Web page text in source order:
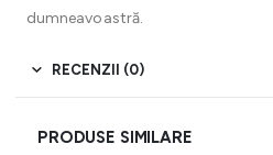
dumneavoastră.
RECENZII (0)
PRODUSE SIMILARE